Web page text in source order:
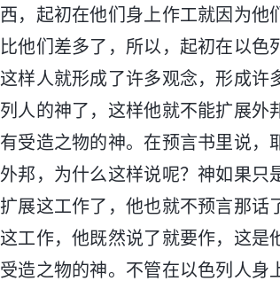
西，起初在他们身上作工就因为他
比他们差多了，所以，起初在以
这样人就形成了许多观念，形成许
列人的神了，这样他就不能扩展外
有受造之物的神。在预言书里说，
外邦，为什么这样说呢？神如果只
扩展这工作了，他也就不预言那话
这工作，他既然说了就要作，这是
受造之物的神。不管在以色列人身